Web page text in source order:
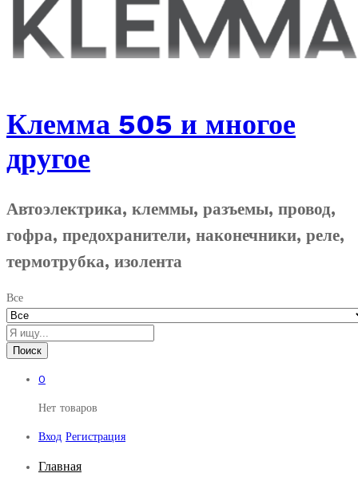
Клемма 505 и многое
другое
Автоэлектрика, клеммы, разъемы, провод,
гофра, предохранители, наконечники, реле,
термотрубка, изолента
Все
Поиск
0
Нет товаров
Вход Регистрация
Главная